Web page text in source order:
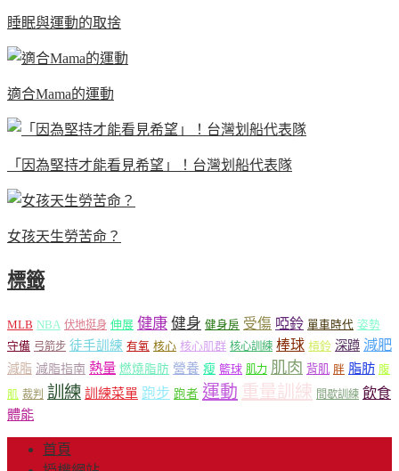
睡眠與運動的取捨
適合Mama的運動
「因為堅持才能看見希望」！台灣划船代表隊
女孩天生勞苦命？
標籤
MLB NBA 伏地挺身 伸展 健康 健身 健身房 受傷 啞鈴 單車時代 姿勢
守備 弓箭步 徒手訓練 有氧 核心 核心肌群 核心訓練 棒球 槓鈴 深蹲 減肥
減脂 減脂指南 熱量 燃燒脂肪 營養 瘦 籃球 肌力 肌肉 背肌 胖 脂肪 腹
肌 裁判 訓練 訓練菜單 跑步 跑者 運動 重量訓練 間歇訓練 飲食
體能
首頁